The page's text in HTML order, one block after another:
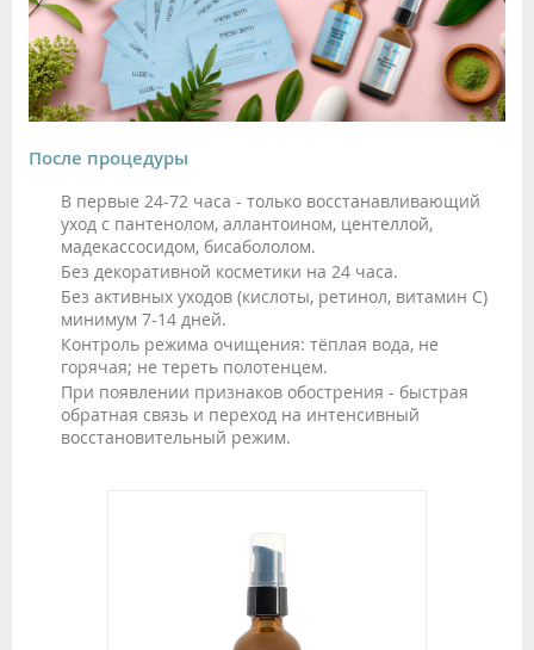
После процедуры
В первые 24-72 часа - только восстанавливающий
уход с пантенолом, аллантоином, центеллой,
мадекассосидом, бисабололом.
Без декоративной косметики на 24 часа.
Без активных уходов (кислоты, ретинол, витамин С)
минимум 7-14 дней.
Контроль режима очищения: тёплая вода, не
горячая; не тереть полотенцем.
При появлении признаков обострения - быстрая
обратная связь и переход на интенсивный
восстановительный режим.